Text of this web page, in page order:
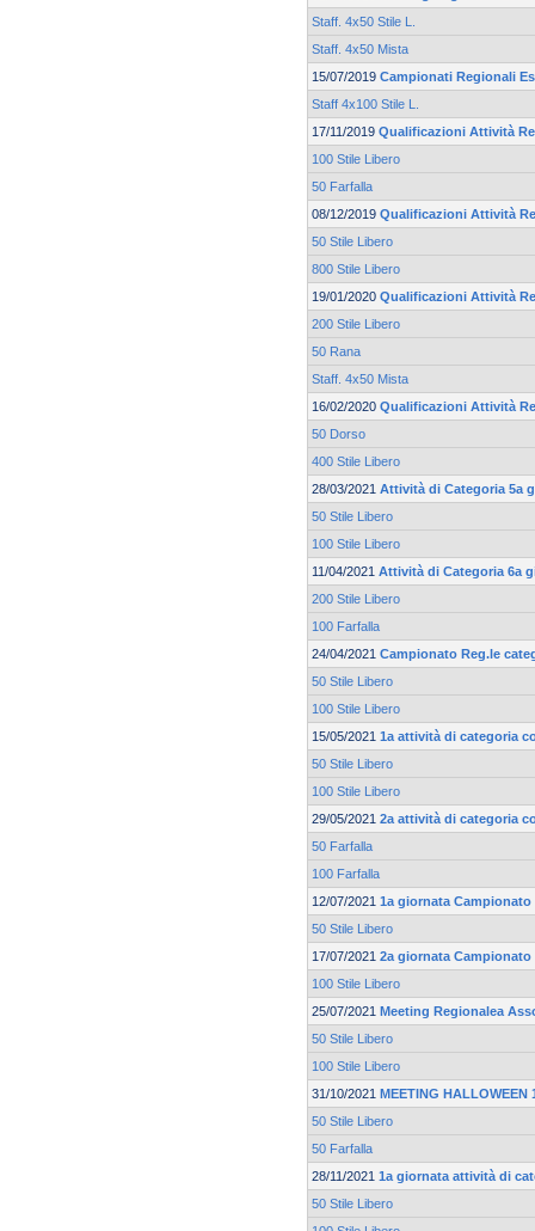
Staff. 4x50 Stile L.
Staff. 4x50 Mista
15/07/2019 Campionati Regionali
Staff 4x100 Stile L.
17/11/2019 Qualificazioni Attività
100 Stile Libero
50 Farfalla
08/12/2019 Qualificazioni Attività
50 Stile Libero
800 Stile Libero
19/01/2020 Qualificazioni Attività
200 Stile Libero
50 Rana
Staff. 4x50 Mista
16/02/2020 Qualificazioni Attività
50 Dorso
400 Stile Libero
28/03/2021 Attività di Categoria 5a
50 Stile Libero
100 Stile Libero
11/04/2021 Attività di Categoria 6a
200 Stile Libero
100 Farfalla
24/04/2021 Campionato Reg.le
50 Stile Libero
100 Stile Libero
15/05/2021 1a attività di categoria
50 Stile Libero
100 Stile Libero
29/05/2021 2a attività di categoria
50 Farfalla
100 Farfalla
12/07/2021 1a giornata
50 Stile Libero
17/07/2021 2a giornata
100 Stile Libero
25/07/2021 Meeting Regionalea
50 Stile Libero
100 Stile Libero
31/10/2021 MEETING HALLOWEEN
50 Stile Libero
50 Farfalla
28/11/2021 1a giornata attività di
50 Stile Libero